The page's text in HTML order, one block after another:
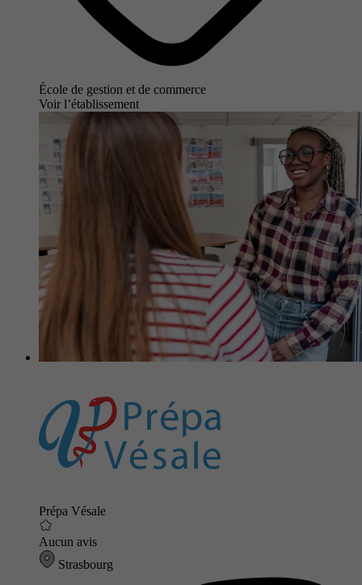
École de gestion et de commerce
Voir l’établissement
Prépa Vésale
Aucun avis
Strasbourg